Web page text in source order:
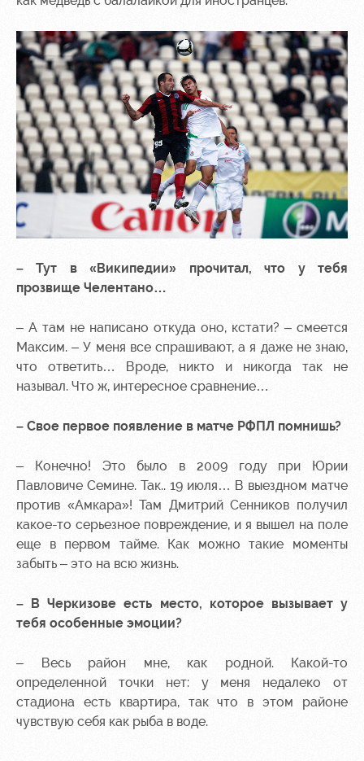
– Тут в «Википедии» прочитал, что у тебя
прозвище Челентано…
– А там не написано откуда оно, кстати? – смеется
Максим. – У меня все спрашивают, а я даже не знаю,
что ответить… Вроде, никто и никогда так не
называл. Что ж, интересное сравнение…
– Свое первое появление в матче РФПЛ помнишь?
– Конечно! Это было в 2009 году при Юрии
Павловиче Семине. Так.. 19 июля… В выездном матче
против «Амкара»! Там Дмитрий Сенников получил
какое-то серьезное повреждение, и я вышел на поле
еще в первом тайме. Как можно такие моменты
забыть – это на всю жизнь.
– В Черкизове есть место, которое вызывает у
тебя особенные эмоции?
– Весь район мне, как родной. Какой-то
определенной точки нет: у меня недалеко от
стадиона есть квартира, так что в этом районе
чувствую себя как рыба в воде.